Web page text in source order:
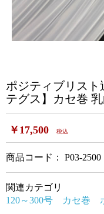
ポジティブリスト
テグス】カセ巻
￥17,500 税込
商品コード： P03-2500
関連カテゴリ
120～300号
カセ巻